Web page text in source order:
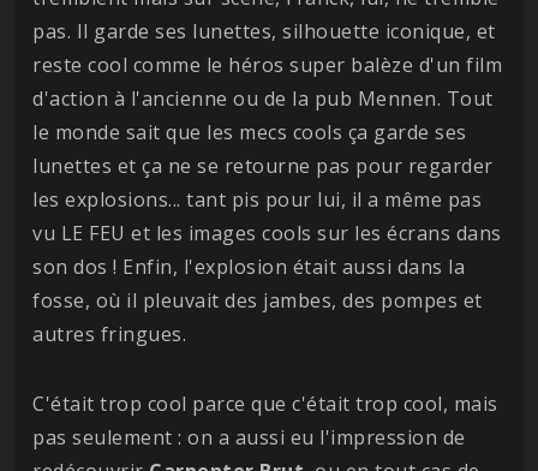
pas. Il garde ses lunettes, silhouette iconique, et
reste cool comme le héros super balèze d'un film
d'action à l'ancienne ou de la pub Mennen. Tout
le monde sait que les mecs cools ça garde ses
lunettes et ça ne se retourne pas pour regarder
les explosions... tant pis pour lui, il a même pas
vu LE FEU et les images cools sur les écrans dans
son dos ! Enfin, l'explosion était aussi dans la
fosse, où il pleuvait des jambes, des pompes et
autres fringues.
C'était trop cool parce que c'était trop cool, mais
pas seulement : on a aussi eu l'impression de